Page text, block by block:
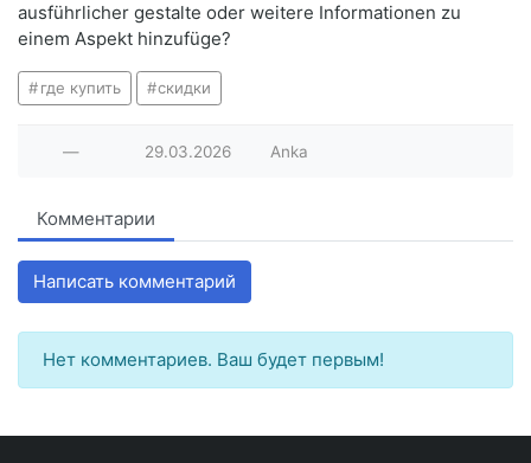
ausführlicher gestalte oder weitere Informationen zu
einem Aspekt hinzufüge?
где купить скидки
— 29.03.2026 Anka
Комментарии
Написать комментарий
Нет комментариев. Ваш будет первым!